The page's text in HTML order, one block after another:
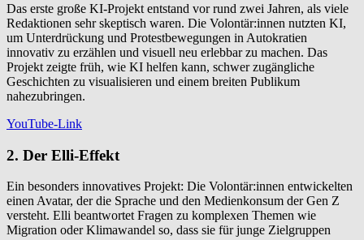
Das erste große KI-Projekt entstand vor rund zwei Jahren, als viele
Redaktionen sehr skeptisch waren. Die Volontär:innen nutzten KI,
um Unterdrückung und Protestbewegungen in Autokratien
innovativ zu erzählen und visuell neu erlebbar zu machen. Das
Projekt zeigte früh, wie KI helfen kann, schwer zugängliche
Geschichten zu visualisieren und einem breiten Publikum
nahezubringen.
YouTube-Link
2. Der Elli-Effekt
Ein besonders innovatives Projekt: Die Volontär:innen entwickelten
einen Avatar, der die Sprache und den Medienkonsum der Gen Z
versteht. Elli beantwortet Fragen zu komplexen Themen wie
Migration oder Klimawandel so, dass sie für junge Zielgruppen